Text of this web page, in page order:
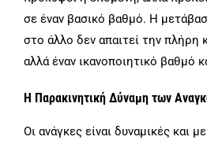
σε έναν βασικό βαθμό. Η
στο άλλο δεν απαιτεί την πλήρη
αλλά έναν ικανοποιητικό βαθμό
Η Παρακινητική Δύναμη των
Οι ανάγκες είναι δυναμικές και